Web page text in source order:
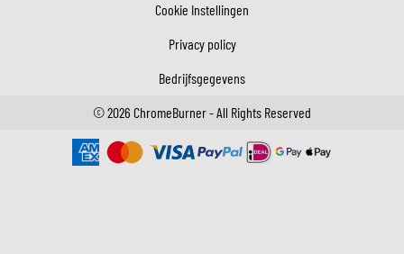
Cookie Instellingen
Privacy policy
Bedrijfsgegevens
©2026 ChromeBurner - All Rights Reserved